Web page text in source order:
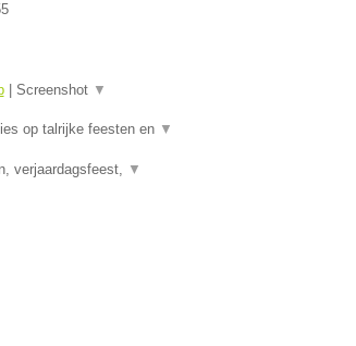
| Screenshot ▼
op talrijke feesten en ▼
verjaardagsfeest, ▼